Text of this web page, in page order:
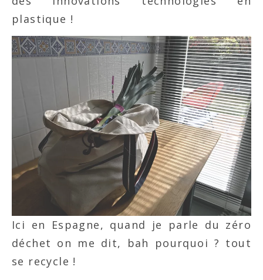
plastique !
Ici en Espagne, quand je parle du zéro
déchet on me dit, bah pourquoi ? tout
se recycle !